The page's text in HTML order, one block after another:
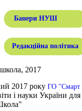
Банери НУШ
Редакційна політика
2017
2017 року ГО "Смарт
і науки України